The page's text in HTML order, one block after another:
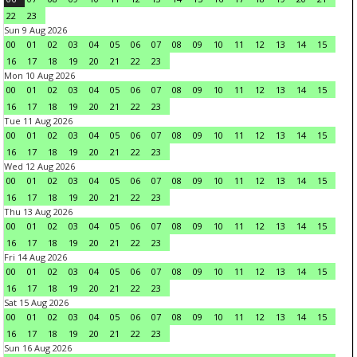
22
23
Sun 9 Aug 2026
00
01 02 03 04 05 06 07 08 09 10 11 12 13 14
15
16
17 18 19 20 21 22
23
Mon 10 Aug 2026
00
01 02 03 04 05 06 07 08 09 10 11 12 13 14
15
16
17 18 19 20 21 22
23
Tue 11 Aug 2026
00
01 02 03 04 05 06 07 08 09 10 11 12 13 14
15
16
17 18 19 20 21 22
23
Wed 12 Aug 2026
00
01 02 03 04 05 06 07 08 09 10 11 12 13 14
15
16
17 18 19 20 21 22
23
Thu 13 Aug 2026
00
01 02 03 04 05 06 07 08 09 10 11 12 13 14
15
16
17 18 19 20 21 22
23
Fri 14 Aug 2026
00
01 02 03 04 05 06 07 08 09 10 11 12 13 14
15
16
17 18 19 20 21 22
23
Sat 15 Aug 2026
00
01 02 03 04 05 06 07 08 09 10 11 12 13 14
15
16
17 18 19 20 21 22
23
Sun 16 Aug 2026